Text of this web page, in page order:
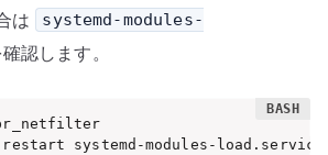
は
systemd-modules-
認します。
systemd-modules-load.service